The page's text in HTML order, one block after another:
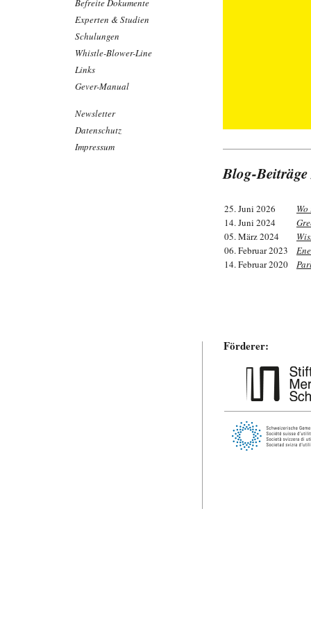
Befreite Dokumente
Experten & Studien
Schulungen
Whistle-Blower-Line
Links
Gever-Manual
Newsletter
Datenschutz
Impressum
Blog-
25. Juni 2026
14. Juni 2024
05. März 2024
06. Februar 2023
14. Februar 2020
Förderer: